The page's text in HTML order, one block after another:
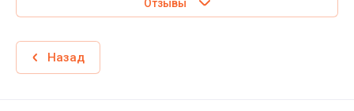
Отзывы
Назад